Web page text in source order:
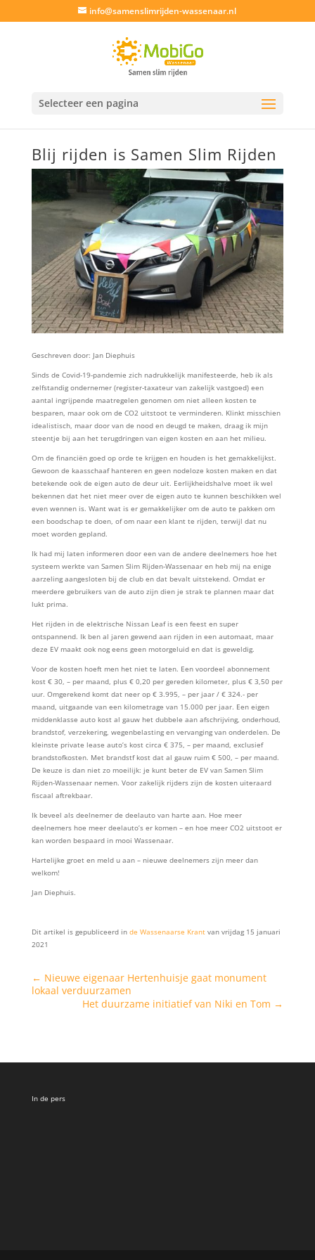
info@samenslimrijden-wassenaar.nl
Selecteer een pagina
Blij rijden is Samen Slim Rijden
Geschreven door: Jan Diephuis
Sinds de Covid-19-pandemie zich nadrukkelijk manifesteerde, heb ik als
zelfstandig ondernemer (register-taxateur van zakelijk vastgoed) een
aantal ingrijpende maatregelen genomen om niet alleen kosten te
besparen, maar ook om de CO2 uitstoot te verminderen. Klinkt misschien
idealistisch, maar door van de nood en deugd te maken, draag ik mijn
steentje bij aan het terugdringen van eigen kosten en aan het milieu.
Om de financiën goed op orde te krijgen en houden is het gemakkelijkst.
Gewoon de kaasschaaf hanteren en geen nodeloze kosten maken en dat
betekende ook de eigen auto de deur uit. Eerlijkheidshalve moet ik wel
bekennen dat het niet meer over de eigen auto te kunnen beschikken wel
even wennen is. Want wat is er gemakkelijker om de auto te pakken om
een boodschap te doen, of om naar een klant te rijden, terwijl dat nu
moet worden gepland.
Ik had mij laten informeren door een van de andere deelnemers hoe het
systeem werkte van Samen Slim Rijden-Wassenaar en heb mij na enige
aarzeling aangesloten bij de club en dat bevalt uitstekend. Omdat er
meerdere gebruikers van de auto zijn dien je strak te plannen maar dat
lukt prima.
Het rijden in de elektrische Nissan Leaf is een feest en super
ontspannend. Ik ben al jaren gewend aan rijden in een automaat, maar
deze EV maakt ook nog eens geen motorgeluid en dat is geweldig.
Voor de kosten hoeft men het niet te laten. Een voordeel abonnement
kost € 30, – per maand, plus € 0,20 per gereden kilometer, plus € 3,50 per
uur. Omgerekend komt dat neer op € 3.995, – per jaar / € 324.- per
maand, uitgaande van een kilometrage van 15.000 per jaar. Een eigen
middenklasse auto kost al gauw het dubbele aan afschrijving, onderhoud,
brandstof, verzekering, wegenbelasting en vervanging van onderdelen. De
kleinste private lease auto’s kost circa € 375, – per maand, exclusief
brandstofkosten. Met brandstf kost dat al gauw ruim € 500, – per maand.
De keuze is dan niet zo moeilijk: je kunt beter de EV van Samen Slim
Rijden-Wassenaar nemen. Voor zakelijk rijders zijn de kosten uiteraard
fiscaal aftrekbaar.
Ik beveel als deelnemer de deelauto van harte aan. Hoe meer
deelnemers hoe meer deelauto’s er komen – en hoe meer CO2 uitstoot er
kan worden bespaard in mooi Wassenaar.
Hartelijke groet en meld u aan – nieuwe deelnemers zijn meer dan
welkom!
Jan Diephuis.
Dit artikel is gepubliceerd in de Wassenaarse Krantvan vrijdag 15 januari
2021
← Nieuwe eigenaar Hertenhuisje gaat monument
lokaal verduurzamen
Het duurzame initiatief van Niki en Tom →
In de pers